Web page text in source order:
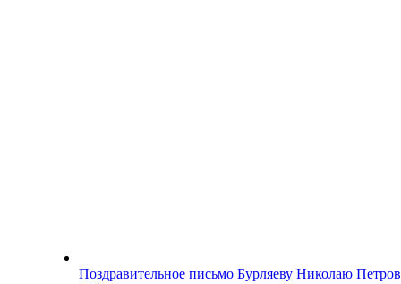
Поздравительное письмо Бурляеву Николаю